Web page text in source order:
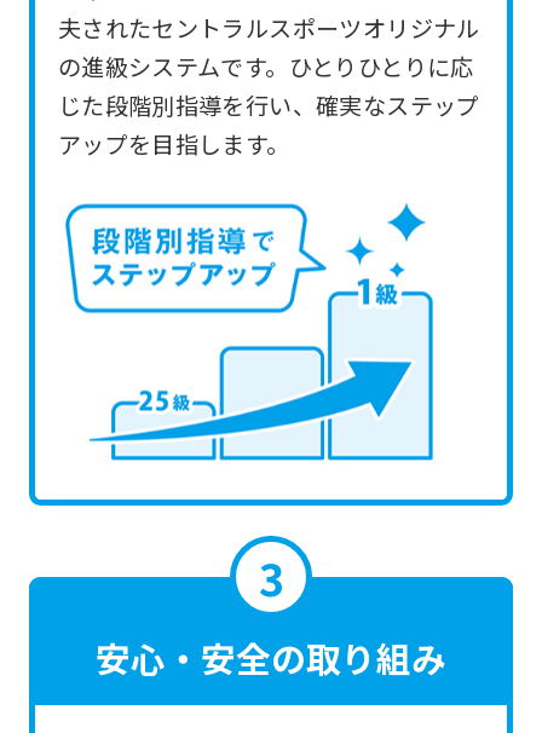
夫されたセントラルスポーツオリジナル
の進級システムです。ひとりひとりに応
じた段階別指導を行い、確実なステップ
アップを目指します。
安心・安全の取り組み
you
use
an
automatic
translation
service,
the
Japanese
version
of
this
website
be
translated
mechanically,
it
may